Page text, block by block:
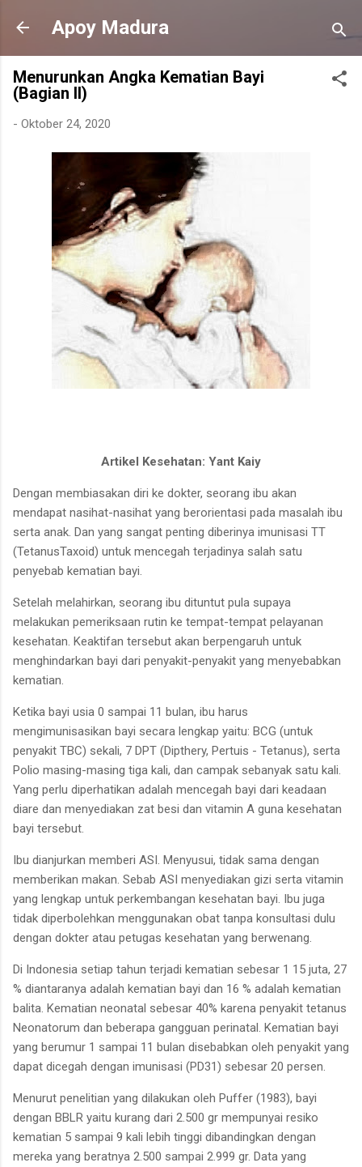
Langsung ke konten utama
Apoy Madura
Menurunkan Angka Kematian Bayi
(Bagian II)
- Oktober 24, 2020
Artikel Kesehatan: Yant Kaiy
Dengan membiasakan diri ke dokter, seorang ibu akan
mendapat nasihat-nasihat yang berorientasi pada masalah ibu
serta anak. Dan yang sangat penting diberinya imunisasi TT
(TetanusTaxoid) untuk mencegah terjadinya salah satu
penyebab kematian bayi.
Setelah melahirkan, seorang ibu dituntut pula supaya
melakukan pemeriksaan rutin ke tempat-tempat pelayanan
kesehatan. Keaktifan tersebut akan berpengaruh untuk
menghindarkan bayi dari penyakit-penyakit yang menyebabkan
kematian.
Ketika bayi usia 0 sampai 11 bulan, ibu harus
mengimunisasikan bayi secara lengkap yaitu: BCG (untuk
penyakit TBC) sekali, 7 DPT (Dipthery, Pertuis - Tetanus), serta
Polio masing-masing tiga kali, dan campak sebanyak satu kali
Yang perlu diperhatikan adalah mencegah bayi dari keadaan
diare dan menyediakan zat besi dan vitamin A guna kesehatan
bayi tersebut.
Ibu dianjurkan memberi ASI. Menyusui, tidak sama dengan
memberikan makan Sebab ASI menyediakan gizi serta vitamin
yang lengkap untuk perkembangan kesehatan bayi. Ibu juga
tidak diperbolehkan menggunakan obat tanpa konsultasi dulu
dengan dokter atau petugas kesehatan yang berwenang
Di Indonesia setiap tahun terjadi kematian sebesar 1 15 juta, 27
% diantaranya adalah kematian bayi dan 16 % adalah kematian
balita Kematian neonatal sebesar 40% karena penyakit tetanus
Neonatorum dan beberapa gangguan perinatal. Kematian bayi
yang berumur 1 sampai 11 bulan disebabkan oleh penyakit yang
dapat dicegah dengan imunisasi (PD31) sebesar 20 persen.
Menurut penelitian yang dilakukan oleh Puffer (1983), bayi
dengan BBLR yaitu kurang dari 2.500 gr mempunyai resiko
kematian 5 sampai 9 kali lebih tinggi dibandingkan dengan
mereka yang beratnya 2.500 sampai 2.999 gr. Data yang